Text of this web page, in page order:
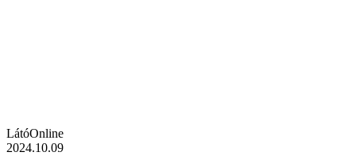
LátóOnline
2024.10.09